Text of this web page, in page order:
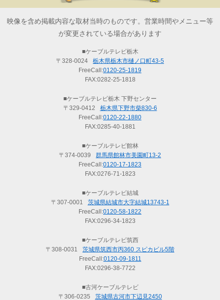
映像を含め掲載内容な取材当時のものです。営業時間やメニュー等
が変更されている場合があります
■ケーブルテレビ栃木
〒328-0024
栃木県栃木市樋ノ口町43-5
FreeCall:0120-25-1819
FAX:0282-25-1818
■ケーブルテレビ栃木 下野センター
〒329-0412
栃木県下野市柴830-6
FreeCall:0120-22-1880
FAX:0285-40-1881
■ケーブルテレビ館林
〒374-0039
群馬県館林市美園町13-2
FreeCall:0120-17-1823
FAX:0276-71-1823
■ケーブルテレビ結城
〒307-0001
茨城県結城市大字結城13743-1
FreeCall:0120-58-1822
FAX:0296-34-1823
■ケーブルテレビ筑西
〒308-0031
茨城県筑西市丙360 スピカビル5階
FreeCall:0120-09-1811
FAX:0296-38-7722
■古河ケーブルテレビ
〒306-0235
茨城県古河市下辺見2450